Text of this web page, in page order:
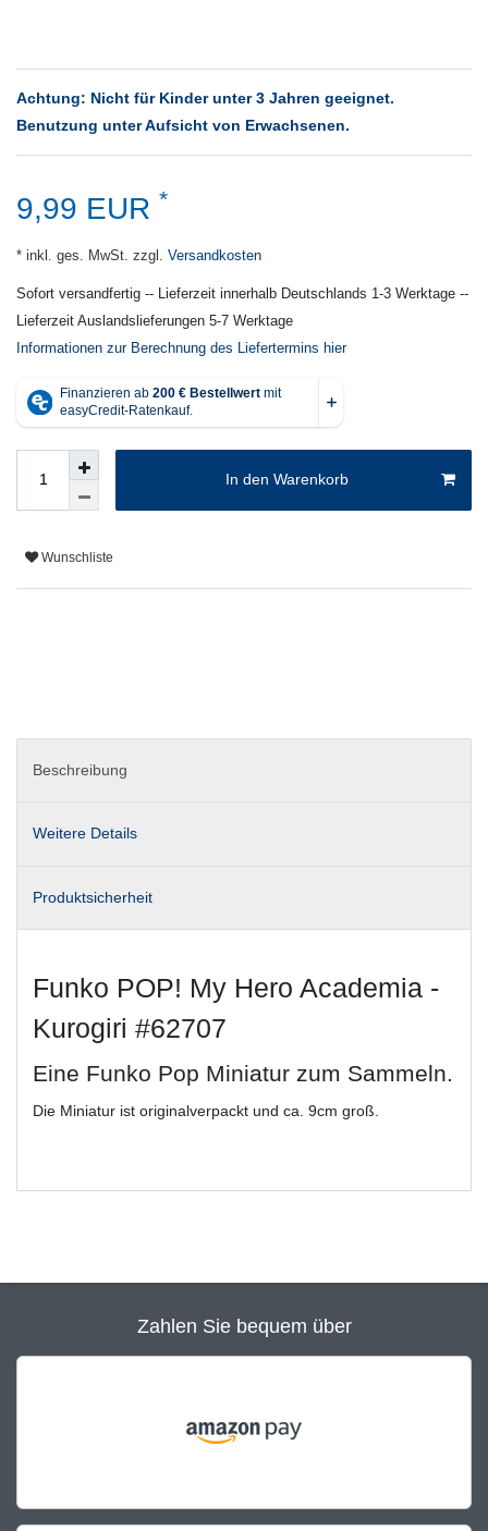
Achtung: Nicht für Kinder unter 3 Jahren geeignet.
Benutzung unter Aufsicht von Erwachsenen.
9,99 EUR *
* inkl. ges. MwSt. zzgl. Versandkosten
Sofort versandfertig -- Lieferzeit innerhalb Deutschlands 1-3 Werktage --
Lieferzeit Auslandslieferungen 5-7 Werktage
Informationen zur Berechnung des Liefertermins hier
In den Warenkorb
Wunschliste
Beschreibung
Weitere Details
Produktsicherheit
Funko POP! My Hero Academia -
Kurogiri #62707
Eine Funko Pop Miniatur zum Sammeln.
Die Miniatur ist originalverpackt und ca. 9cm groß.
Zahlen Sie bequem über